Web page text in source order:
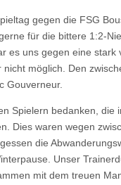
Abschiede
zum
gegen die FSG
für die bittere 1:2-
es uns gegen eine stark
möglich. Den
Gouverneur.
Spielern bedanken, die
Dies waren wegen
die
Unser
mit dem treuen